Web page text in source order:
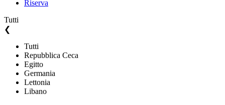
Riserva
Tutti
❮
Tutti
Repubblica Ceca
Egitto
Germania
Lettonia
Libano